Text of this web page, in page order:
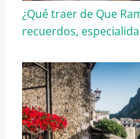
¿Qué traer de Que
recuerdos,